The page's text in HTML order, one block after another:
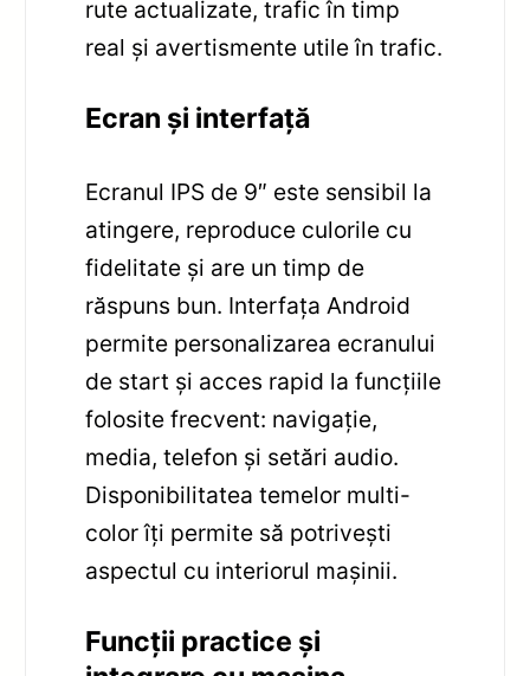
rute actualizate, trafic în timp
real și avertismente utile în trafic.
Ecran și interfață
Ecranul IPS de 9″ este sensibil la
atingere, reproduce culorile cu
fidelitate și are un timp de
răspuns bun. Interfața Android
permite personalizarea ecranului
de start și acces rapid la funcțiile
folosite frecvent: navigație,
media, telefon și setări audio.
Disponibilitatea temelor multi-
color îți permite să potrivești
aspectul cu interiorul mașinii.
Funcții practice și